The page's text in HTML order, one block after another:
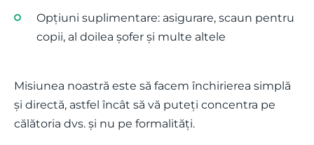
Opțiuni suplimentare: asigurare, scaun pentru
copii, al doilea șofer și multe altele
Misiunea noastră este să facem închirierea simplă
și directă, astfel încât să vă puteți concentra pe
călătoria dvs. și nu pe formalități.